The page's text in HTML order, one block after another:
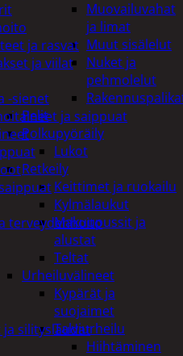
Muovailuvahat
ja limat
Muut sisälelut
Nuket ja
pehmolelut
Pelit
Polkupyöräily
Lukot
Retkeily
Keittimet ja ruokailu
Kylmälaukut
Makuupussit ja
alustat
Teltat
Urheiluvälineet
Kypärät ja
suojaimet
Talviurheilu
Hiihtäminen
ja rasvat
ja viilat
-sienet
ja saippuat
terveydenhoito
silityslaudat